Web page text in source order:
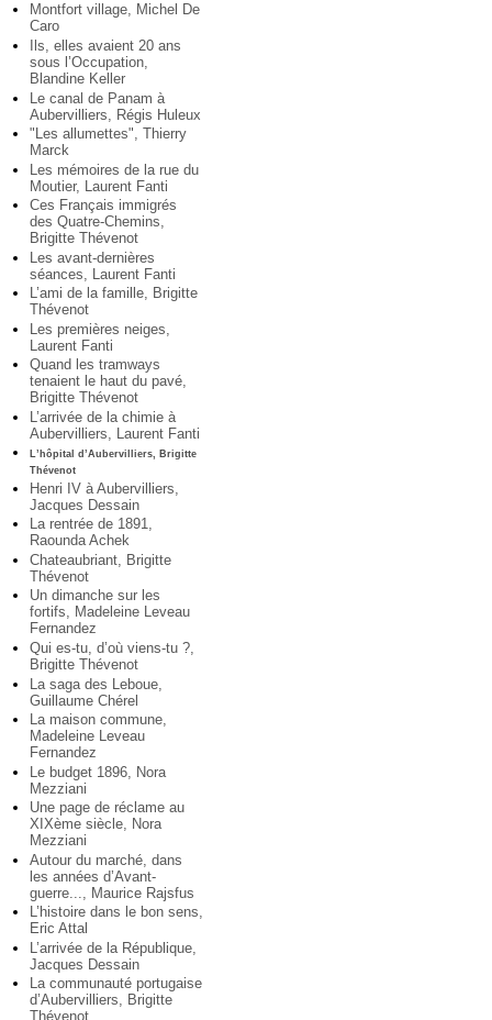
Montfort village, Michel De
Caro
Ils, elles avaient 20 ans
sous l’Occupation,
Blandine Keller
Le canal de Panam à
Aubervilliers, Régis Huleux
"Les allumettes", Thierry
Marck
Les mémoires de la rue du
Moutier, Laurent Fanti
Ces Français immigrés
des Quatre-Chemins,
Brigitte Thévenot
Les avant-dernières
séances, Laurent Fanti
L’ami de la famille, Brigitte
Thévenot
Les premières neiges,
Laurent Fanti
Quand les tramways
tenaient le haut du pavé,
Brigitte Thévenot
L’arrivée de la chimie à
Aubervilliers, Laurent Fanti
L’hôpital d’Aubervilliers, Brigitte
Thévenot
Henri IV à Aubervilliers,
Jacques Dessain
La rentrée de 1891,
Raounda Achek
Chateaubriant, Brigitte
Thévenot
Un dimanche sur les
fortifs, Madeleine Leveau
Fernandez
Qui es-tu, d’où viens-tu ?,
Brigitte Thévenot
La saga des Leboue,
Guillaume Chérel
La maison commune,
Madeleine Leveau
Fernandez
Le budget 1896, Nora
Mezziani
Une page de réclame au
XIXème siècle, Nora
Mezziani
Autour du marché, dans
les années d’Avant-
guerre..., Maurice Rajsfus
L’histoire dans le bon sens,
Eric Attal
L’arrivée de la République,
Jacques Dessain
La communauté portugaise
d’Aubervilliers, Brigitte
Thévenot